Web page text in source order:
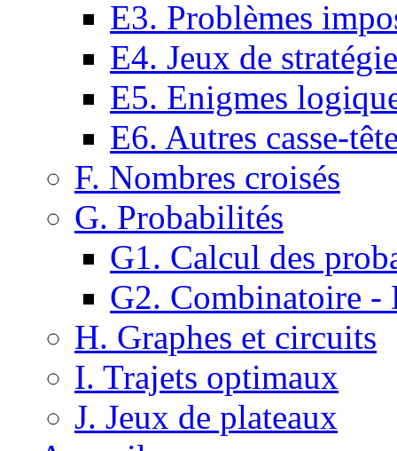
E3. Problèmes
E4. Jeux de stratégie
E5. Enigmes
E6. Autres casse-
F. Nombres croisés
G. Probabilités
G1. Calcul des
G2. Combinatoire -
H. Graphes et circuits
I. Trajets optimaux
J. Jeux de plateaux